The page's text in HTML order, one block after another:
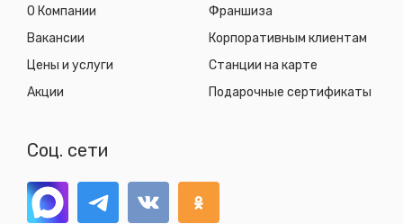
О Компании
Вакансии
Цены и услуги
Акции
Франшиза
Корпоративным клиентам
Станции на карте
Подарочные сертификаты
Соц. сети